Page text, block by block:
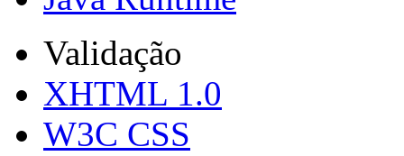
Validação
XHTML 1.0
W3C CSS